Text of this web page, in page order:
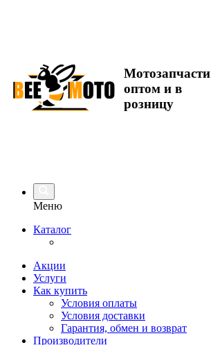
Мотозапчасти
оптом и в
розницу
Меню
Каталог
Акции
Услуги
Как купить
Условия оплаты
Условия доставки
Гарантия, обмен и возврат
Производители